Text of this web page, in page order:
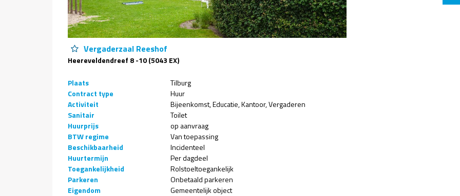
Vergaderzaal Reeshof
Heereveldendreef 8 -10 (5043 EX)
Plaats
Tilburg
Contract type
Huur
Activiteit
Bijeenkomst Educatie Kantoor Vergaderen
Sanitair
Toilet
Huurprijs
op aanvraag
BTW regime
Van toepassing
Beschikbaarheid
Incidenteel
Huurtermijn
Per dagdeel
Toegankelijkheid
Rolstoeltoegankelijk
Parkeren
Onbetaald parkeren
Eigendom
Gemeentelijk object